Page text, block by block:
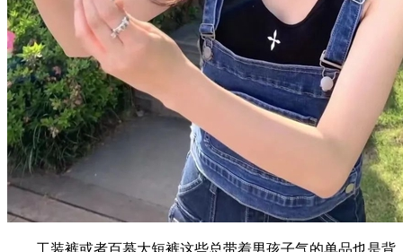
工装裤或者百慕大短裤这些总带着男孩子气的单品也是背